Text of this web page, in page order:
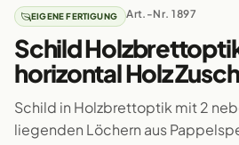
EIGENE FERTIGUNG Art.-Nr. 1897
Schild
horizontal Holz
Schild in Holzbrettoptik mit 2
liegenden Löchern aus